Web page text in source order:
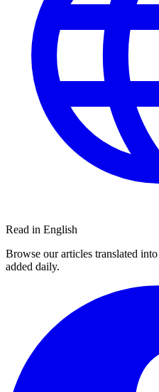
Read in English
Browse our articles translated
added daily.